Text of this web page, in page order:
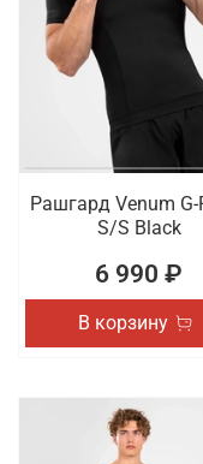
Рашгард Venum G-
S/S Black
6 990 ₽
В корзину